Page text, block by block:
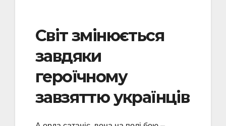
Світ змінюється
завдяки
героїчному
завзяттю українців